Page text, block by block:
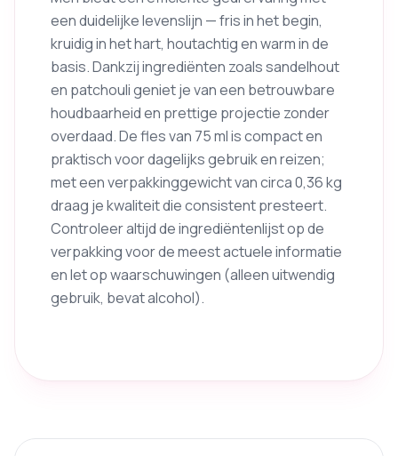
een duidelijke levenslijn — fris in het begin,
kruidig in het hart, houtachtig en warm in de
basis. Dankzij ingrediënten zoals sandelhout
en patchouli geniet je van een betrouwbare
houdbaarheid en prettige projectie zonder
overdaad. De fles van 75 ml is compact en
praktisch voor dagelijks gebruik en reizen;
met een verpakkinggewicht van circa 0,36 kg
draag je kwaliteit die consistent presteert.
Controleer altijd de ingrediëntenlijst op de
verpakking voor de meest actuele informatie
en let op waarschuwingen (alleen uitwendig
gebruik, bevat alcohol).